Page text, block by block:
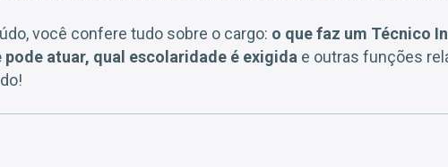
você confere tudo sobre o cargo: o que faz um Técnico
pode atuar, qual escolaridade é exigida e outras funções